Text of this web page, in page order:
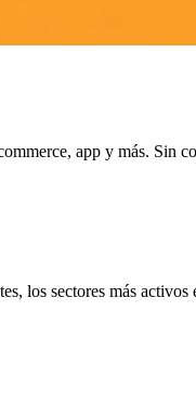
app y más. Sin
los sectores más activos